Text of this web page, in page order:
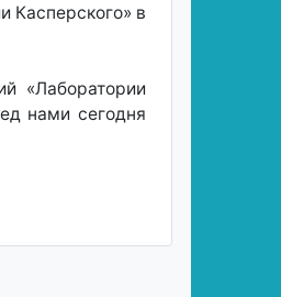
Касперского» в
«Лаборатории
нами сегодня